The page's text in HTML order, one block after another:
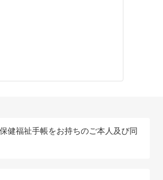
健福祉手帳をお持ちのご本人及び同